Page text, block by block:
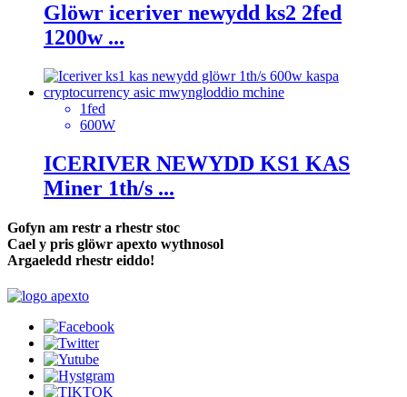
Glöwr iceriver newydd ks2 2fed
1200w ...
1fed
600W
ICERIVER NEWYDD KS1 KAS
Miner 1th/s ...
Gofyn am restr a rhestr stoc
Cael y pris glöwr apexto wythnosol
Argaeledd rhestr eiddo!